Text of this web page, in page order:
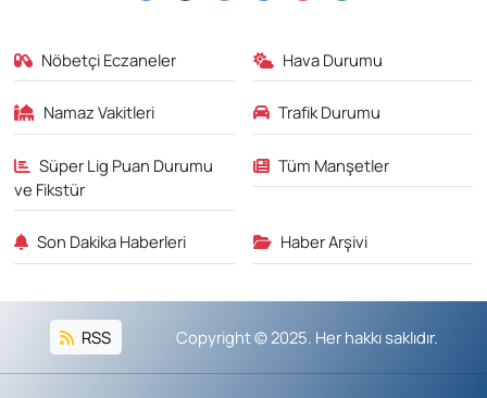
Nöbetçi Eczaneler Hava Durumu
Namaz Vakitleri Trafik Durumu
Süper Lig Puan Durumu
ve Fikstür
Tüm Manşetler
Son Dakika Haberleri Haber Arşivi
RSS Copyright © 2025. Her hakkı saklıdır.